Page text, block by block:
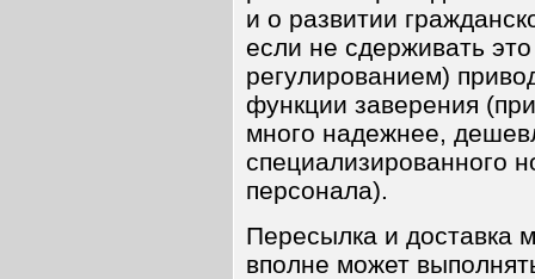
и о развитии
если не сдерживать
регулированием)
функции заверения
много надежнее,
специализированного
персонала).
Пересылка и доставка
вполне может